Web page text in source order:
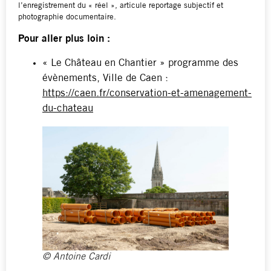
l’enregistrement du « réel », articule reportage subjectif et
photographie documentaire.
Pour aller plus loin :
« Le Château en Chantier » programme des
évènements, Ville de Caen :
https://caen.fr/conservation-et-amenagement-
du-chateau
© Antoine Cardi